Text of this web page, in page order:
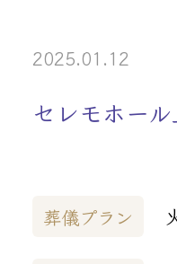
2025.01.12
セレモホー
葬儀プラン